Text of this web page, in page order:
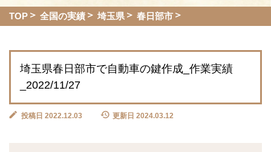
TOP 全国の実績 埼玉県 春日部市
埼玉県春日部市で自動車の鍵作成_作業実績
_2022/11/27
投稿日 2022.12.03 更新日 2024.03.12